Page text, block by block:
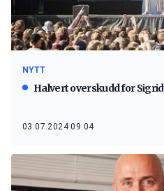
NYTT
Halvert overskudd for Sigrid
03.07.2024 09:04